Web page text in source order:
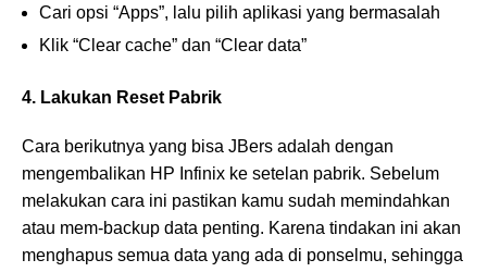
Cari opsi “Apps”, lalu pilih aplikasi yang bermasalah
Klik “Clear cache” dan “Clear data”
4. Lakukan Reset Pabrik
Cara berikutnya yang bisa JBers adalah dengan
mengembalikan HP Infinix ke setelan pabrik. Sebelum
melakukan cara ini pastikan kamu sudah memindahkan
atau mem-backup data penting. Karena tindakan ini akan
menghapus semua data yang ada di ponselmu, sehingga